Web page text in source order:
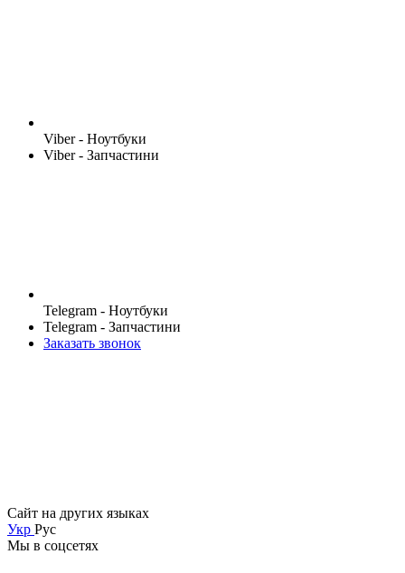
Viber - Ноутбуки
Viber - Запчастини
Telegram - Ноутбуки
Telegram - Запчастини
Заказать звонок
Сайт на других языках
Укр Рус
Мы в соцсетях